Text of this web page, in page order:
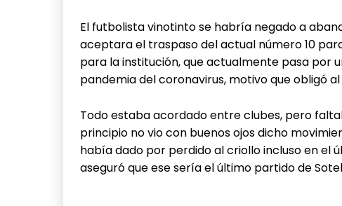
El futbolista vinotinto se habría negado a
aceptara el traspaso del actual número 10
para la institución, que actualmente pasa por
pandemia del coronavirus, motivo que obligó
Todo estaba acordado entre clubes, pero
principio no vio con buenos ojos dicho
había dado por perdido al criollo incluso en el
aseguró que ese sería el último partido de